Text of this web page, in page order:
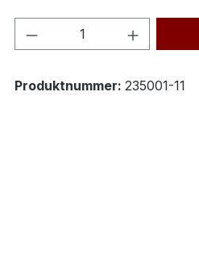
Produkt Anzahl:
Produktnummer: 235001-11